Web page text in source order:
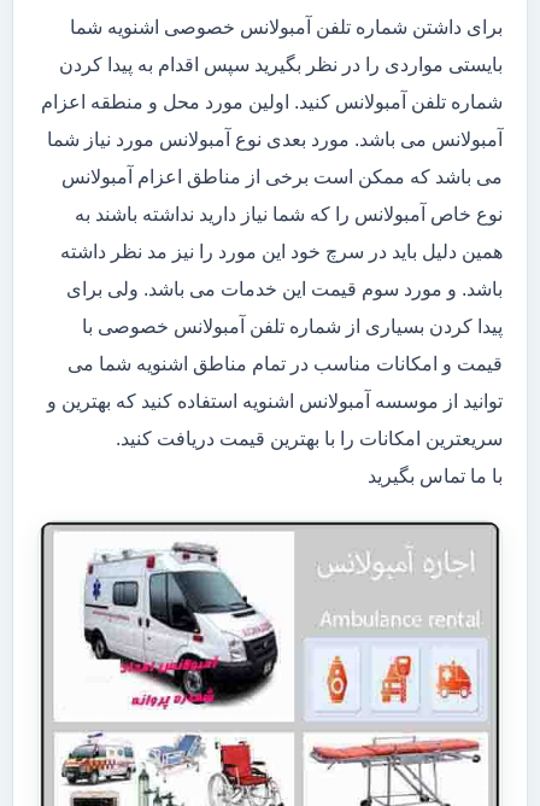
برای داشتن شماره تلفن آمبولانس خصوصی اشنویه شما
بایستی مواردی را در نظر بگیرید سپس اقدام به پیدا کردن
شماره تلفن آمبولانس کنید. اولین مورد محل و منطقه اعزام
آمبولانس می باشد. مورد بعدی نوع آمبولانس مورد نیاز شما
می باشد که ممکن است برخی از مناطق اعزام آمبولانس
نوع خاص آمبولانس را که شما نیاز دارید نداشته باشند به
همین دلیل باید در سرچ خود این مورد را نیز مد نظر داشته
باشد. و مورد سوم قیمت این خدمات می باشد. ولی برای
پیدا کردن بسیاری از شماره تلفن آمبولانس خصوصی با
قیمت و امکانات مناسب در تمام مناطق اشنویه شما می
توانید از موسسه آمبولانس اشنویه استفاده کنید که بهترین و
سریعترین امکانات را با بهترین قیمت دریافت کنید.
با ما تماس بگیرید